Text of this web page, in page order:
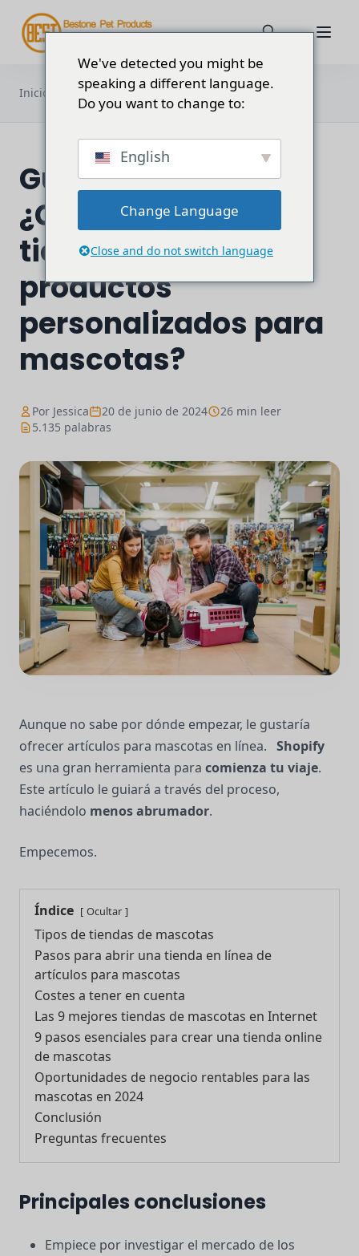
Inicio Blog
Guía paso a paso - Cómo lanzar su
empresa...
Guía paso a paso -
¿Cómo lanzar su
tienda online de
productos
personalizados para
mascotas?
Por Jessica 20 de junio de 2024
26 min leer
5.135 palabras
Aunque no sabe por dónde empezar, le gustaría
ofrecer artículos para mascotas en línea. Shopify
es una gran herramienta para comienza tu viaje.
Este artículo le guiará a través del proceso,
haciéndolo menos abrumador.
Empecemos.
Índice Ocultar
Tipos de tiendas de mascotas
Pasos para abrir una tienda en línea de
artículos para mascotas
Costes a tener en cuenta
Las 9 mejores tiendas de mascotas en Internet
9 pasos esenciales para crear una tienda online
de mascotas
Oportunidades de negocio rentables para las
mascotas en 2024
Conclusión
Preguntas frecuentes
Principales conclusiones
Empiece por investigar el mercado de los
We've detected you might be
speaking a different language.
Do you want to change to:
English
Change Language
Close and do not switch language